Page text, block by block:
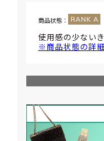
商品状態：
使用感の少ない
※商品状態の詳